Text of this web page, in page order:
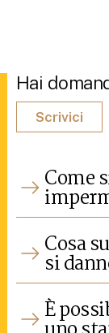
Hai
Scrivici
Come
Cosa
si
È